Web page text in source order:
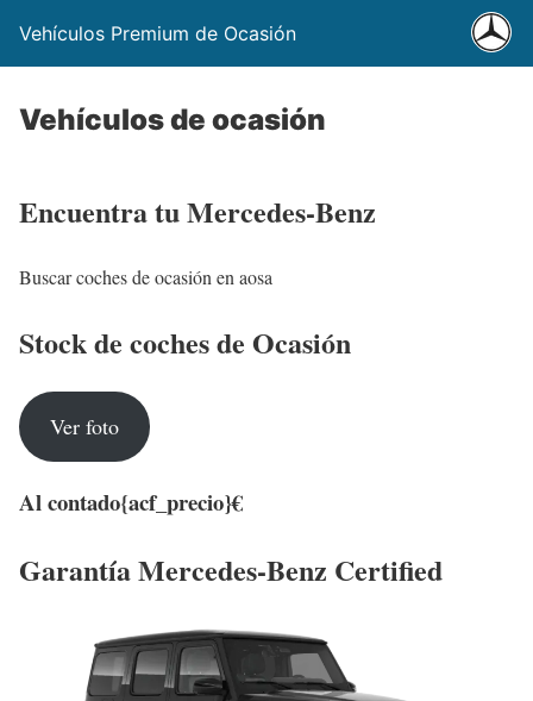
Vehículos Premium de Ocasión
Vehículos de ocasión
Encuentra tu Mercedes-Benz
Buscar coches de ocasión en aosa
Stock de coches de Ocasión
Ver foto
Al contado{acf_precio}€
Garantía Mercedes-Benz Certified